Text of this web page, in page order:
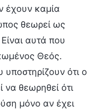
έχουν καμία
θεωρεί ως
αυτά που
Θεός.
ότι ο
θεωρηθεί ότι
μόνο αν έχει